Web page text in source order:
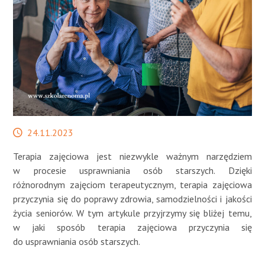
STREFA SŁUCHACZA
Data
24.11.2023
Terapia zajęciowa jest niezwykle ważnym narzędziem
w procesie usprawniania osób starszych. Dzięki
różnorodnym zajęciom terapeutycznym, terapia zajęciowa
przyczynia się do poprawy zdrowia, samodzielności i jakości
życia seniorów. W tym artykule przyjrzymy się bliżej temu,
w jaki sposób terapia zajęciowa przyczynia się
do usprawniania osób starszych.